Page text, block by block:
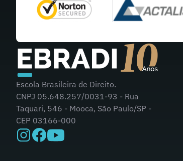
Escola Brasileira de Direito.
CNPJ 05.648.257/0031-93 - Rua
Taquari, 546 - Mooca, São Paulo/SP -
CEP 03166-000